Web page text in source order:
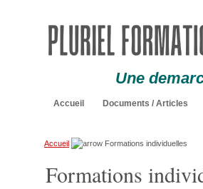
Une
Accueil Documents / Articles
Accueil Formations individuelles
Formations